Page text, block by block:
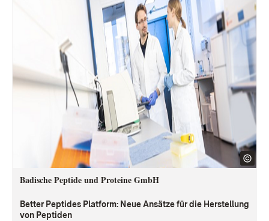
Badische Peptide und Proteine GmbH
Better Peptides Platform: Neue Ansätze für die Herstellung
von Peptiden